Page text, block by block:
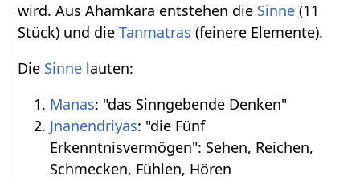
wird. Aus Ahamkara entstehen die Sinne (11
Stück) und dieTanmatras (feinere Elemente).
Die Sinne lauten:
Manas: "das Sinngebende Denken"
Jnanendriyas: "die Fünf
Erkenntnisvermögen": Sehen, Reichen,
Schmecken, Fühlen, Hören